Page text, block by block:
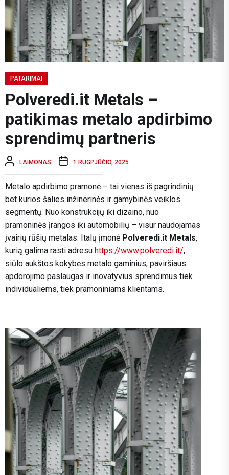
PATARIMAI
Polveredi.it Metals –
patikimas metalo apdirbimo
sprendimų partneris
LAIMONAS 1 RUGPJŪČIO, 2025
Metalo apdirbimo pramonė – tai vienas iš pagrindinių
bet kurios šalies inžinerinės ir gamybinės veiklos
segmentų. Nuo konstrukcijų iki dizaino, nuo
pramoninės įrangos iki automobilių – visur naudojamas
įvairių rūšių metalas. Italų įmonė Polveredi.it Metals,
kurią galima rasti adresu https://www.polveredi.it/,
siūlo aukštos kokybės metalo gaminius, paviršiaus
apdorojimo paslaugas ir inovatyvius sprendimus tiek
individualiems, tiek pramoniniams klientams.